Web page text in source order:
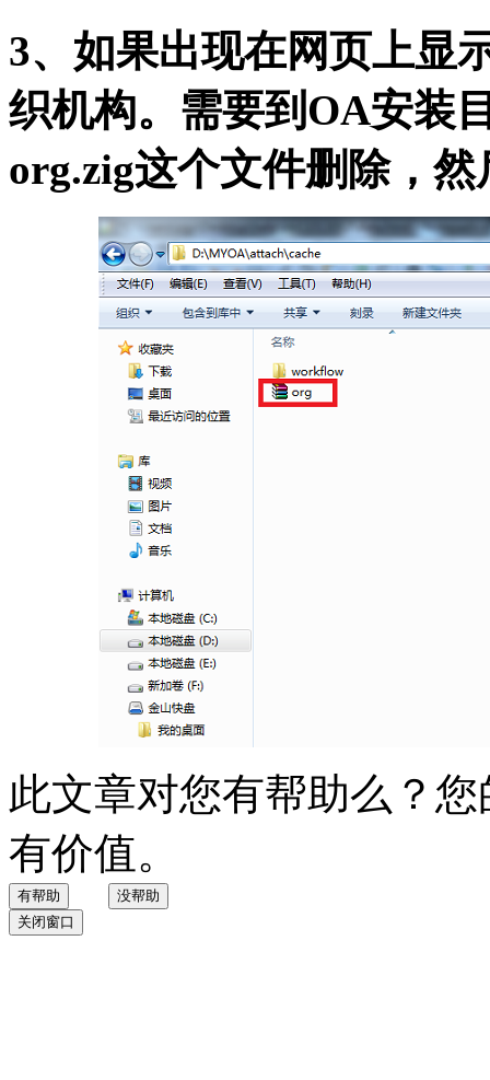
3、如果出现在网页上显
织机构。需要到OA安装
org.zig这个文件删除，
此文章对您有帮助么？
有价值。